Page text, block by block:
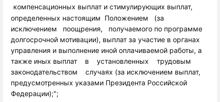
компенсационных выплат и стимулирующих выплат,
определенных настоящим Положением
(за
исключением
поощрения, получаемого по программе
долгосрочной мотивации), выплат за участие в органах
управления и выполнение иной оплачиваемой работы, а
также иных выплат в установленных
трудовым
законодательством
случаях (за исключением выплат,
предусмотренных указами Президента Российской
Федерации);";